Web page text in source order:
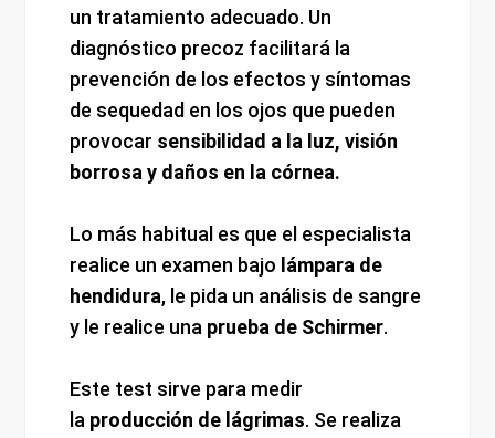
un tratamiento adecuado. Un
diagnóstico precoz facilitará la
prevención de los efectos y síntomas
de sequedad en los ojos que pueden
provocar sensibilidad a la luz, visión
borrosa y daños en la córnea.
Lo más habitual es que el especialista
realice un examen bajo lámpara de
hendidura, le pida un análisis de sangre
y le realice una prueba de Schirmer.
Este test sirve para medir
la producción de lágrimas. Se realiza